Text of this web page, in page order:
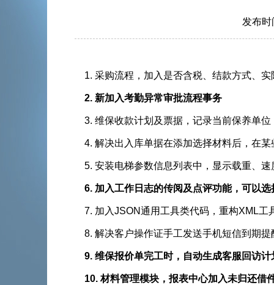
发布时
1. 采购流程，加入是否含税、结款方式
2. 新加入考勤异常审批流程事务
3. 维保收款计划及票据，记录当前保养单位
4. 解决出入库单据在添加选择材料后，在
5. 安装电梯参数信息列表中，显示载重、
6. 加入工作日志的传阅及点评功能，可以
7. 加入JSON通用工具类代码，重构XML
8. 解决客户操作证手工发送手机短信到期提醒
9. 维保报价单完工时，自动生成客服回访计
10. 材料管理模块，报表中心加入未归还借